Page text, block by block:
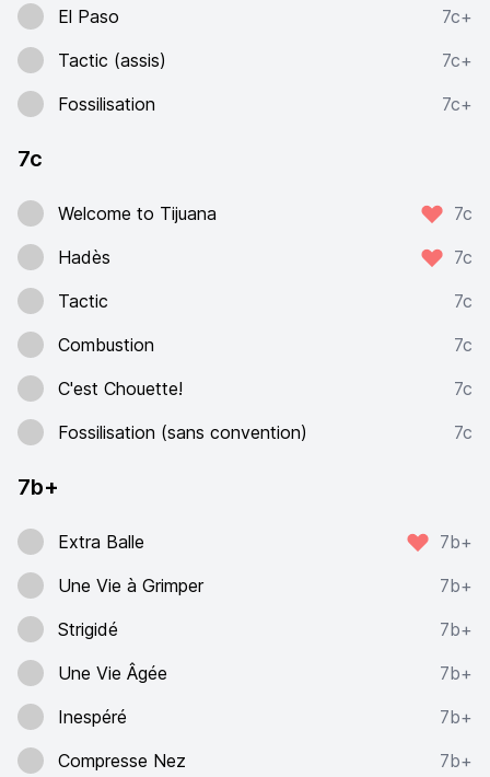
El Paso
7c+
Tactic (assis)
7c+
Fossilisation
7c+
7c
Welcome to Tijuana
7c
Hadès
7c
Tactic
7c
Combustion
7c
C'est Chouette!
7c
Fossilisation (sans convention)
7c
7b+
Extra Balle
7b+
Une Vie à Grimper
7b+
Strigidé
7b+
Une Vie Âgée
7b+
Inespéré
7b+
Compresse Nez
7b+